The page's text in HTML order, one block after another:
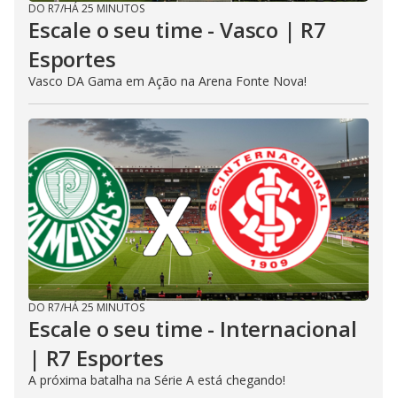
DO R7/HÁ 25 MINUTOS
Escale o seu time - Vasco | R7
Esportes
Vasco DA Gama em Ação na Arena Fonte Nova!
DO R7/HÁ 25 MINUTOS
Escale o seu time - Internacional
| R7 Esportes
A próxima batalha na Série A está chegando!